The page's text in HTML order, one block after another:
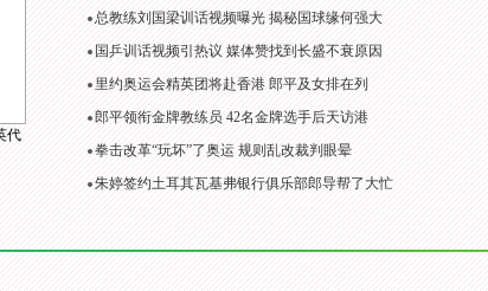
代
总教练刘国梁训话视频曝光 揭秘国球缘何强大
国乒训话视频引热议 媒体赞找到长盛不衰原因
里约奥运会精英团将赴香港 郎平及女排在列
郎平领衔金牌教练员 42名金牌选手后天访港
拳击改革“玩坏”了奥运 规则乱改裁判眼晕
朱婷签约土耳其瓦基弗银行俱乐部郎导帮了大忙